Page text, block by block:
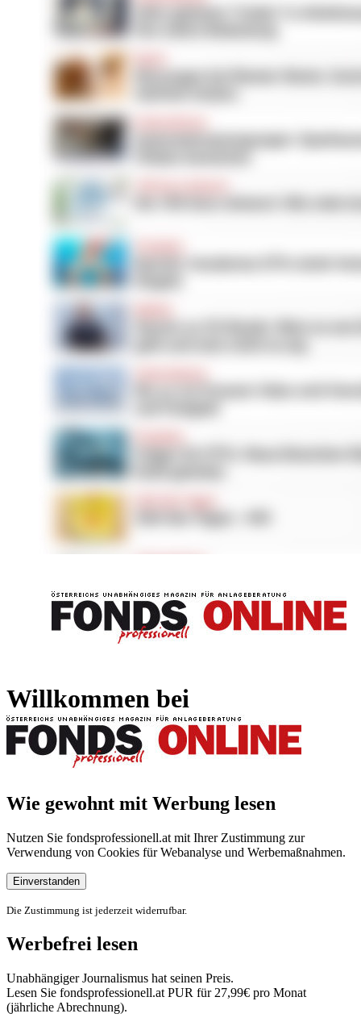
Willkommen bei
Wie gewohnt mit Werbung lesen
Nutzen Sie fondsprofessionell.at mit Ihrer Zustimmung zur
Verwendung von Cookies für Webanalyse und Werbemaßnahmen.
Einverstanden
Die Zustimmung ist jederzeit widerrufbar.
Werbefrei lesen
Unabhängiger Journalismus hat seinen Preis.
Lesen Sie fondsprofessionell.at PUR für 27,99€ pro Monat
(jährliche Abrechnung).